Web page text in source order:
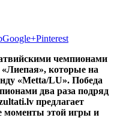
Google+Pinterest
чемпионами
которые на
«Metta/LU». Победа
два раза подряд
предлагает
моменты этой игры и